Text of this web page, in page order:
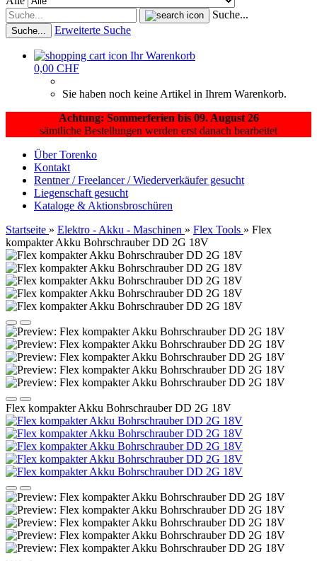
Suche...
Suche... Erweiterte Suche
Ihr Warenkorb
0,00 CHF
Sie haben noch keine Artikel in Ihrem Warenkorb.
Achtung: Sommerferien bis 09. August 26
sämtliche Bestellungen werden erst danach bearbeitet
Über Torenko
Kontakt
Rentner / Freelancer / Wiederverkäufer gesucht
Liegenschaft gesucht
Kataloge & Aktionsbroschüren
Startseite » Elektro - Akku - Maschinen » Flex Tools » Flex
kompakter Akku Bohrschrauber DD 2G 18V
Flex kompakter Akku Bohrschrauber DD 2G 18V